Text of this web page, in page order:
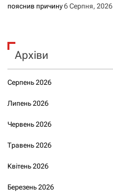
пояснив причину6 Серпня, 2026
Архіви
Серпень 2026
Липень 2026
Червень 2026
Травень 2026
Квітень 2026
Березень 2026